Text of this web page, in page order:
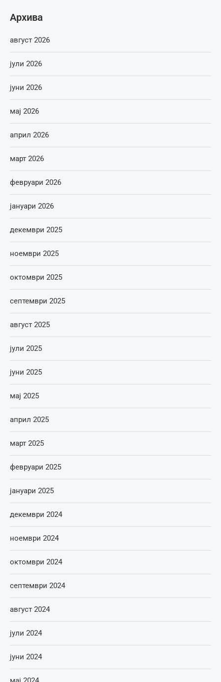
Архива
август 2026
јули 2026
јуни 2026
мај 2026
април 2026
март 2026
февруари 2026
јануари 2026
декември 2025
ноември 2025
октомври 2025
септември 2025
август 2025
јули 2025
јуни 2025
мај 2025
април 2025
март 2025
февруари 2025
јануари 2025
декември 2024
ноември 2024
октомври 2024
септември 2024
август 2024
јули 2024
јуни 2024